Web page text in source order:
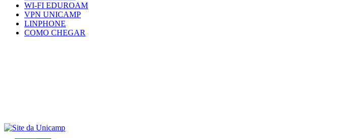
WI-FI EDUROAM
VPN UNICAMP
LINPHONE
COMO CHEGAR